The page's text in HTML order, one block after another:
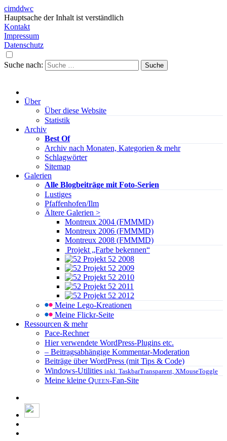
cimddwc
Hauptsache der Inhalt ist verständlich
Kontakt
Impressum
Datenschutz
Suche nach:
Über
Über diese Website
Statistik
Archiv
Best Of
Archiv nach Monaten, Kategorien & mehr
Schlagwörter
Sitemap
Galerien
Alle Blogbeiträge mit Foto-Serien
Lustiges
Pfaffenhofen/Ilm
Ältere Galerien >
Montreux 2004 (FMMMD)
Montreux 2006 (FMMMD)
Montreux 2008 (FMMMD)
Projekt „Farbe bekennen“
Projekt 52 2008
Projekt 52 2009
Projekt 52 2010
Projekt 52 2011
Projekt 52 2012
Meine Lego-Kreationen
Meine Flickr-Seite
Ressourcen & mehr
Pace-Rechner
Hier verwendete WordPress-Plugins etc.
– Beitragsabhängige Kommentar-Moderation
Beiträge über WordPress (mit Tips & Code)
Windows-Utilities inkl. TaskbarTransparent, XMouseToggle
Meine kleine Queen-Fan-Site